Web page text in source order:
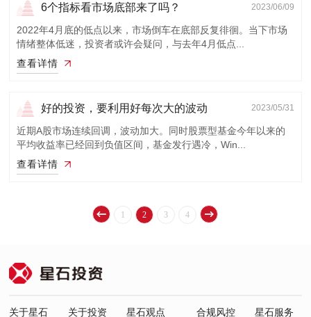
6个指标看市场底部来了吗？ 2023/06/09
2022年4月底的低点以来，市场倒车在底部反复徘徊。当下市场
情绪整体低迷，投资者或许会疑问，与去年4月低点...
查看详情
好的投资，要利用好每次大的波动 2023/05/31
近期A股市场连续回调，波动加大。同时股票型基金今年以来的
平均收益率已经回到负值区间，基金发行遇冷，Win...
查看详情
1 2 3 4
关于星石 关于投资 星石观点 合规风控 星石服务